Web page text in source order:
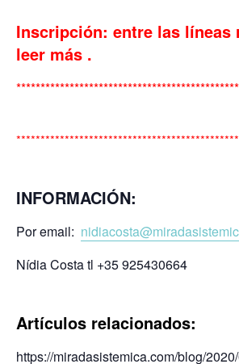
Inscripción: entre las líneas
leer más .
INFORMACIÓN:
Por email:
Nídia Costa tl +35 925430664
Artículos relacionados:
https://miradasistemica.com/blog/